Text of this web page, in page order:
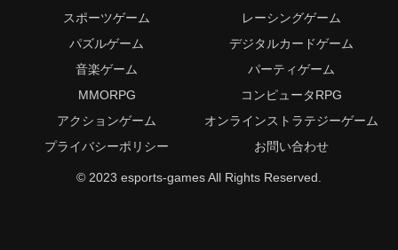
スポーツゲーム
レーシングゲーム
パズルゲーム
デジタルカードゲーム
音楽ゲーム
パーティゲーム
MMORPG
コンピュータRPG
アクションゲーム
オンラインストラテジーゲーム
プライバシーポリシー
お問い合わせ
© 2023 esports-games All Rights Reserved.